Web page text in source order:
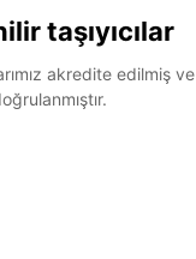
taşıyıcılar
akredite edilmiş ve